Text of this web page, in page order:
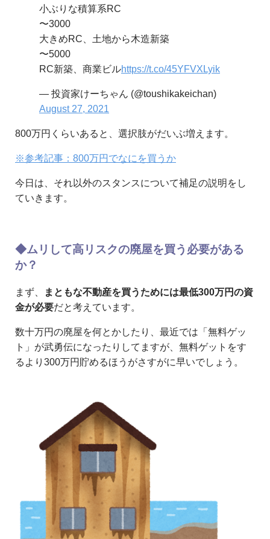
小ぶりな積算系RC
〜3000
大きめRC、土地から木造新築
〜5000
RC新築、商業ビルhttps://t.co/45YFVXLyik
— 投資家けーちゃん (@toushikakeichan)
August 27, 2021
800万円くらいあると、選択肢がだいぶ増えます。
※参考記事：800万円でなにを買うか
今日は、それ以外のスタンスについて補足の説明をし
ていきます。
◆ムリして高リスクの廃屋を買う必要がある
か？
まず、
まともな不動産を買うためには最低300万円の資
金が必要だと考えています。
数十万円の廃屋を何とかしたり、最近では「無料ゲッ
ト」が武勇伝になったりしてますが、無料ゲットをす
るより300万円貯めるほうがさすがに早いでしょう。